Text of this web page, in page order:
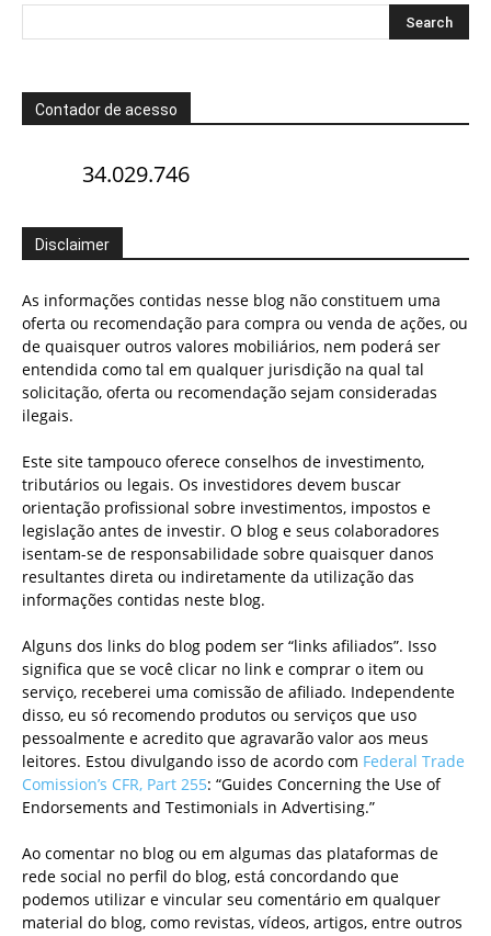
Contador de acesso
34.029.746
Disclaimer
As informações contidas nesse blog não constituem uma
oferta ou recomendação para compra ou venda de ações, ou
de quaisquer outros valores mobiliários, nem poderá ser
entendida como tal em qualquer jurisdição na qual tal
solicitação, oferta ou recomendação sejam consideradas
ilegais.
Este site tampouco oferece conselhos de investimento,
tributários ou legais. Os investidores devem buscar
orientação profissional sobre investimentos, impostos e
legislação antes de investir. O blog e seus colaboradores
isentam-se de responsabilidade sobre quaisquer danos
resultantes direta ou indiretamente da utilização das
informações contidas neste blog.
Alguns dos links do blog podem ser “links afiliados”. Isso
significa que se você clicar no link e comprar o item ou
serviço, receberei uma comissão de afiliado. Independente
disso, eu só recomendo produtos ou serviços que uso
pessoalmente e acredito que agravarão valor aos meus
leitores. Estou divulgando isso de acordo com Federal Trade
Comission’s CFR, Part 255: “Guides Concerning the Use of
Endorsements and Testimonials in Advertising.”
Ao comentar no blog ou em algumas das plataformas de
rede social no perfil do blog, está concordando que
podemos utilizar e vincular seu comentário em qualquer
material do blog, como revistas, vídeos, artigos, entre outros